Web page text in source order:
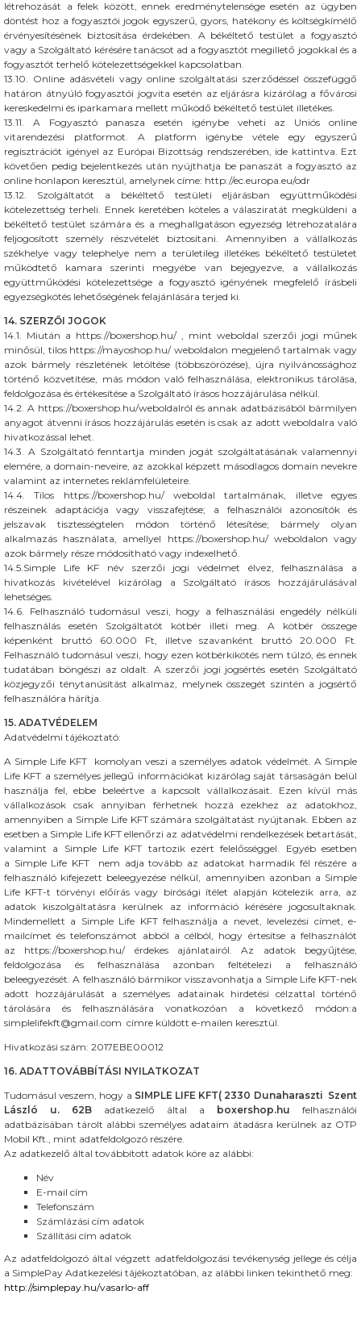
létrehozását a felek között, ennek eredménytelensége esetén az ügyben
döntést hoz a fogyasztói jogok egyszerű, gyors, hatékony és költségkímélő
érvényesítésének biztosítása érdekében. A békéltető testület a fogyasztó
vagy a Szolgáltató kérésére tanácsot ad a fogyasztót megillető jogokkal és a
fogyasztót terhelő kötelezettségekkel kapcsolatban.
13.10. Online adásvételi vagy online szolgáltatási szerződéssel összefüggő
határon átnyúló fogyasztói jogvita esetén az eljárásra kizárólag a fővárosi
kereskedelmi és iparkamara mellett működő békéltető testület illetékes.
13.11. A Fogyasztó panasza esetén igénybe veheti az Uniós online
vitarendezési platformot. A platform igénybe vétele egy egyszerű
regisztrációt igényel az Európai Bizottság rendszerében, ide kattintva. Ezt
követően pedig bejelentkezés után nyújthatja be panaszát a fogyasztó az
online honlapon keresztül, amelynek címe: http://ec.europa.eu/odr
13.12. Szolgáltatót a békéltető testületi eljárásban együttműködési
kötelezettség terheli. Ennek keretében köteles a válasziratát megküldeni a
békéltető testület számára és a meghallgatáson egyezség létrehozatalára
feljogosított személy részvételét biztosítani. Amennyiben a vállalkozás
székhelye vagy telephelye nem a területileg illetékes békéltető testületet
működtető kamara szerinti megyébe van bejegyezve, a vállalkozás
együttműködési kötelezettsége a fogyasztó igényének megfelelő írásbeli
egyezségkötés lehetőségének felajánlására terjed ki.
14. SZERZŐI JOGOK
14.1. Miután a https://boxershop.hu/ , mint weboldal szerzői jogi műnek
minősül, tilos https://mayoshop.hu/ weboldalon megjelenő tartalmak vagy
azok bármely részletének letöltése (többszörözése), újra nyilvánossághoz
történő közvetítése, más módon való felhasználása, elektronikus tárolása,
feldolgozása és értékesítése a Szolgáltató írásos hozzájárulása nélkül.
14.2. A https://boxershop.hu/weboldalról és annak adatbázisából bármilyen
anyagot átvenni írásos hozzájárulás esetén is csak az adott weboldalra való
hivatkozással lehet.
14.3. A Szolgáltató fenntartja minden jogát szolgáltatásának valamennyi
elemére, a domain-neveire, az azokkal képzett másodlagos domain nevekre
valamint az internetes reklámfelületeire.
14.4. Tilos https://boxershop.hu/ weboldal tartalmának, illetve egyes
részeinek adaptációja vagy visszafejtése; a felhasználói azonosítók és
jelszavak tisztességtelen módon történő létesítése; bármely olyan
alkalmazás használata, amellyel https://boxershop.hu/ weboldalon vagy
azok bármely része módosítható vagy indexelhető.
14.5.Simple Life KF név szerzői jogi védelmet élvez, felhasználása a
hivatkozás kivételével kizárólag a Szolgáltató írásos hozzájárulásával
lehetséges.
14.6. Felhasználó tudomásul veszi, hogy a felhasználási engedély nélküli
felhasználás esetén Szolgáltatót kötbér illeti meg. A kötbér összege
képenként bruttó 60.000 Ft, illetve szavanként bruttó 20.000 Ft.
Felhasználó tudomásul veszi, hogy ezen kötbérkikötés nem túlzó, és ennek
tudatában böngészi az oldalt. A szerzői jogi jogsértés esetén Szolgáltató
közjegyzői ténytanúsítást alkalmaz, melynek összegét szintén a jogsértő
felhasználóra hárítja.
15. ADATVÉDELEM
Adatvédelmi tájékoztató:
A Simple Life KFT komolyan veszi a személyes adatok védelmét. A Simple
Life KFT a személyes jellegű információkat kizárólag saját társaságán belül
használja fel, ebbe beleértve a kapcsolt vállalkozásait. Ezen kívül más
vállalkozások csak annyiban férhetnek hozzá ezekhez az adatokhoz,
amennyiben a Simple Life KFT számára szolgáltatást nyújtanak. Ebben az
esetben a Simple Life KFT ellenőrzi az adatvédelmi rendelkezések betartását,
valamint a Simple Life KFT tartozik ezért felelősséggel. Egyéb esetben
a Simple Life KFT nem adja tovább az adatokat harmadik fél részére a
felhasználó kifejezett beleegyezése nélkül, amennyiben azonban a Simple
Life KFT-t törvényi előírás vagy bírósági ítélet alapján kötelezik arra, az
adatok kiszolgáltatásra kerülnek az információ kérésére jogosultaknak.
Mindemellett a Simple Life KFT felhasználja a nevet, levelezési címet, e-
mailcímet és telefonszámot abból a célból, hogy értesítse a felhasználót
az https://boxershop.hu/ érdekes ajánlatairól. Az adatok begyűjtése,
feldolgozása és felhasználása azonban feltételezi a felhasználó
beleegyezését. A felhasználó bármikor visszavonhatja a Simple Life KFT-nek
adott hozzájárulását a személyes adatainak hirdetési célzattal történő
tárolására és felhasználására vonatkozóan a következő módon:a
simplelifekft@gmail.com címre küldött e-mailen keresztül.
Hivatkozási szám: 2017EBE00012
16. ADATTOVÁBBÍTÁSI NYILATKOZAT
Tudomásul veszem, hogy a SIMPLE LIFE KFT( 2330 Dunaharaszti Szent
László u. 62B adatkezelő által a boxershop.hu felhasználói
adatbázisában tárolt alábbi személyes adataim átadásra kerülnek az OTP
Mobil Kft., mint adatfeldolgozó részére.
Az adatkezelő által továbbított adatok köre az alábbi:
Név
E-mail cím
Telefonszám
Számlázási cím adatok
Szállítási cím adatok
Az adatfeldolgozó által végzett adatfeldolgozási tevékenység jellege és célja
a SimplePay Adatkezelési tájékoztatóban, az alábbi linken tekinthető meg:
http://simplepay.hu/vasarlo-aff